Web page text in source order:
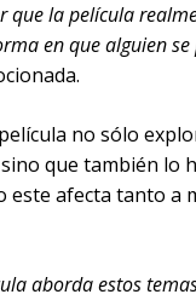
que la película
en que alguien se
no sólo
que también lo
este afecta tanto a
aborda estos